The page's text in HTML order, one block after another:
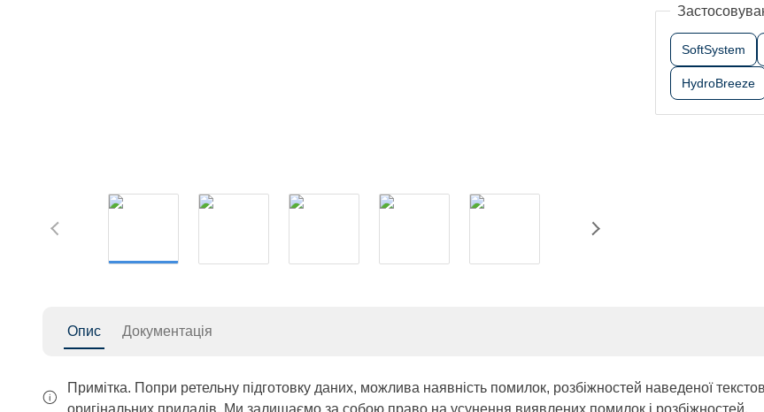
SoftSystem
HydroBreeze
Опис Документація
Примітка. Попри ретельну підготовку даних, можлива наявність помилок, розбіжностей наведеної
оригінальних приладів. Ми залишаємо за собою право на усунення виявлених помилок і розбіжностей.